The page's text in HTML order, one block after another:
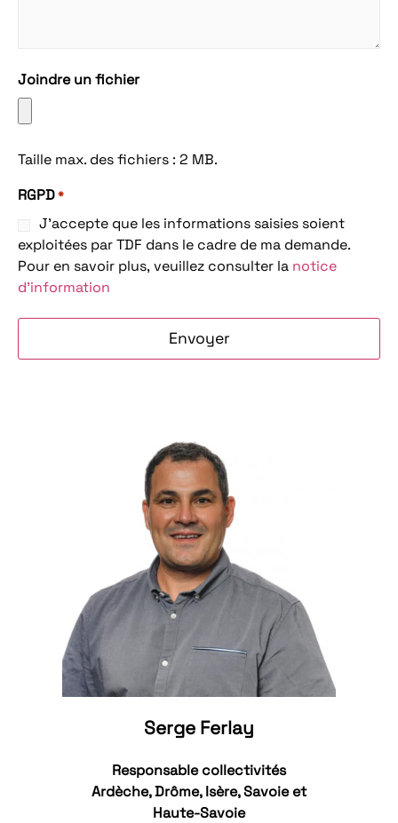
Joindre un fichier
Taille max. des fichiers : 2 MB.
RGPD*
J'accepte que les informations saisies soient
exploitées par TDF dans le cadre de ma demande.
Pour en savoir plus, veuillez consulter la notice
d'information
Serge Ferlay
Responsable collectivités
Ardèche, Drôme, Isère, Savoie et
Haute-Savoie